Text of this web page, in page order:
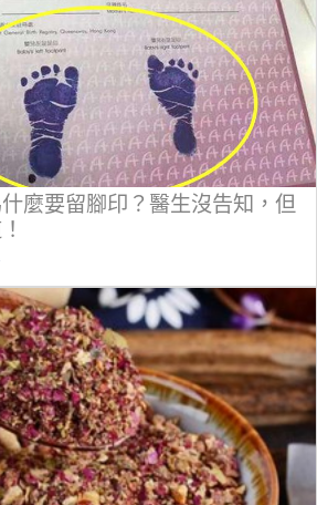
麼要留腳印？醫生沒告知，但